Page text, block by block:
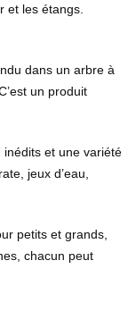
et les étangs.
dans un arbre à
un produit
inédits et une variété
jeux d’eau,
petits et grands
chacun peut